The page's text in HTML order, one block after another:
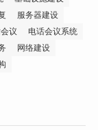
服务器建设
议
电话会议系统
网络建设